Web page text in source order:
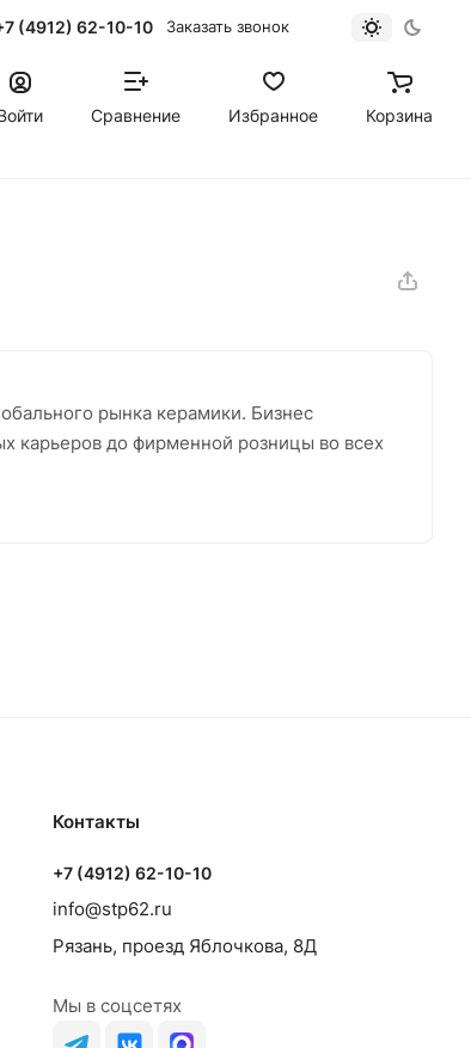
(4912) 62-10-10 Заказать звонок
Сравнение Избранное Корзина
рынка керамики. Бизнес
карьеров до фирменной розницы во всех
Контакты
+7 (4912) 62-10-10
info@stp62.ru
Рязань, проезд Яблочкова, 8Д
Мы в соцсетях